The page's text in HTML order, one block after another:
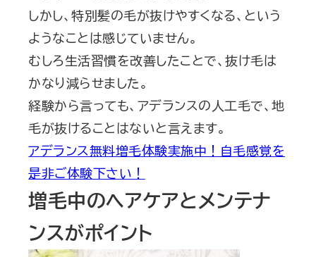
しかし、特別髪の毛が抜けやすくなる、という
ようなことは感じていません。
むしろ生活習慣を改善したことで、抜け毛は
かなり減らせました。
経験から言っても、アデランスの人工毛で、地
毛が抜けることはないと言えます。
アデランス無料増毛体験実施中！自毛感覚を
是非ご体験下さい！
増毛中のヘアケアとメンテナ
ンスがポイント